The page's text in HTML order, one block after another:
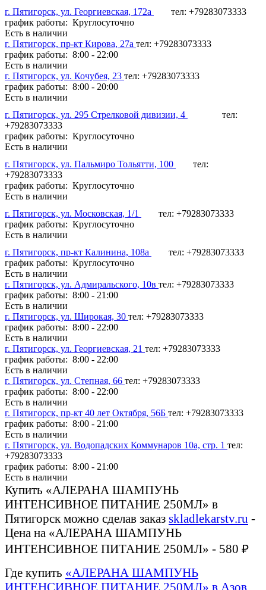
г. Пятигорск, ул. Георгиевская, 172а
тел: +79283073333
график работы: Круглосуточно
Есть в наличии
г. Пятигорск, пр-кт Кирова, 27а тел: +79283073333
график работы: 8:00 - 22:00
Есть в наличии
г. Пятигорск, ул. Кочубея, 23 тел: +79283073333
график работы: 8:00 - 20:00
Есть в наличии
г. Пятигорск, ул. 295 Стрелковой дивизии, 4
тел:
+79283073333
график работы: Круглосуточно
Есть в наличии
г. Пятигорск, ул. Пальмиро Тольятти, 100
тел:
+79283073333
график работы: Круглосуточно
Есть в наличии
г. Пятигорск, ул. Московская, 1/1
тел: +79283073333
график работы: Круглосуточно
Есть в наличии
г. Пятигорск, пр-кт Калинина, 108а
тел: +79283073333
график работы: Круглосуточно
Есть в наличии
г. Пятигорск, ул. Адмиральского, 10в тел: +79283073333
график работы: 8:00 - 21:00
Есть в наличии
г. Пятигорск, ул. Широкая, 30 тел: +79283073333
график работы: 8:00 - 22:00
Есть в наличии
г. Пятигорск, ул. Георгиевская, 21 тел: +79283073333
график работы: 8:00 - 22:00
Есть в наличии
г. Пятигорск, ул. Степная, 66 тел: +79283073333
график работы: 8:00 - 22:00
Есть в наличии
г. Пятигорск, пр-кт 40 лет Октября, 56Б тел: +79283073333
график работы: 8:00 - 21:00
Есть в наличии
г. Пятигорск, ул. Водопадских Коммунаров 10а, стр. 1 тел:
+79283073333
график работы: 8:00 - 21:00
Есть в наличии
Купить «АЛЕРАНА ШАМПУНЬ
ИНТЕНСИВНОЕ ПИТАНИЕ 250МЛ» в
Пятигорск можно сделав заказ skladlekarstv.ru -
Цена на «АЛЕРАНА ШАМПУНЬ
ИНТЕНСИВНОЕ ПИТАНИЕ 250МЛ» - 580 ₽
Где купить «АЛЕРАНА ШАМПУНЬ
ИНТЕНСИВНОЕ ПИТАНИЕ 250МЛ» в Азов